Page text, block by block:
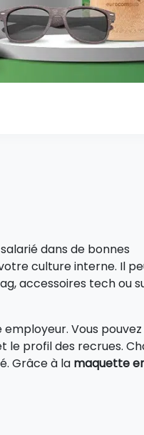
dans de bonnes
culture interne. Il
accessoires tech ou
Vous
le profil des recrues.
Grâce à la maquette
l’arrivée, à rendre